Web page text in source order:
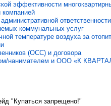
эффективности
ответственности
коммунальных услуг
температуре воздуха за
(ОСС) и договора
нанимателем и ООО «К
"Купаться запрещено!"